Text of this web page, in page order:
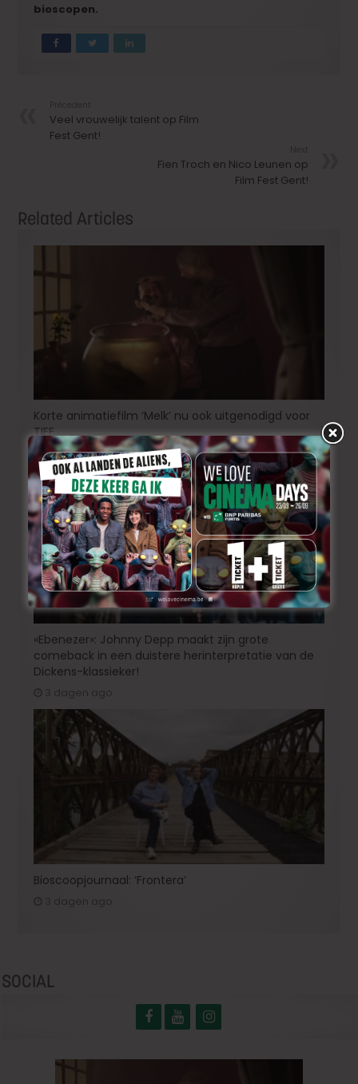
bioscopen.
Veel vrouwelijk talent op Film
Fest Gent!
Fien Troch en Nico Leunen op
Film Fest Gent!
Related Articles
Korte animatiefilm ‘Melk’ nu ook uitgenodigd voor
TIFF
2 dagen ago
«Ebenezer»: Johnny Depp maakt zijn grote
comeback in een duistere herinterpretatie van de
Dickens-klassieker!
3 dagen ago
Bioscoopjournaal: ‘Frontera’
SOCIAL